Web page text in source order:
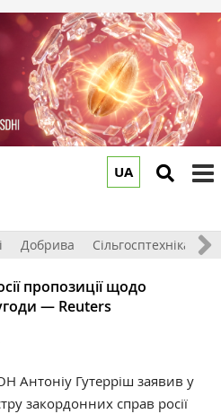
UA
Добрива Сільгосптехніка
пропозиції щодо
— Reuters
Антоніу Гутерріш заявив у
закордонних справ росії